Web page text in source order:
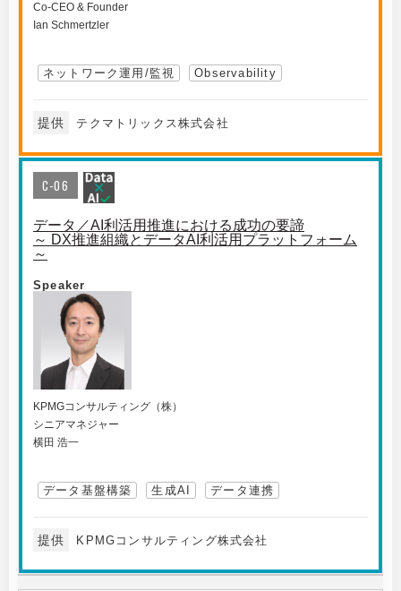
Co-CEO & Founder
Ian Schmertzler
ネットワーク運用/監視 Observability
提供 テクマトリックス株式会社
C-06
データ／AI利活用推進における成功の要諦
～ DX推進組織とデータAI利活用プラットフォーム
～
Speaker
KPMGコンサルティング（株）
シニアマネジャー
横田 浩一
データ基盤構築 生成AI データ連携
提供 KPMGコンサルティング株式会社